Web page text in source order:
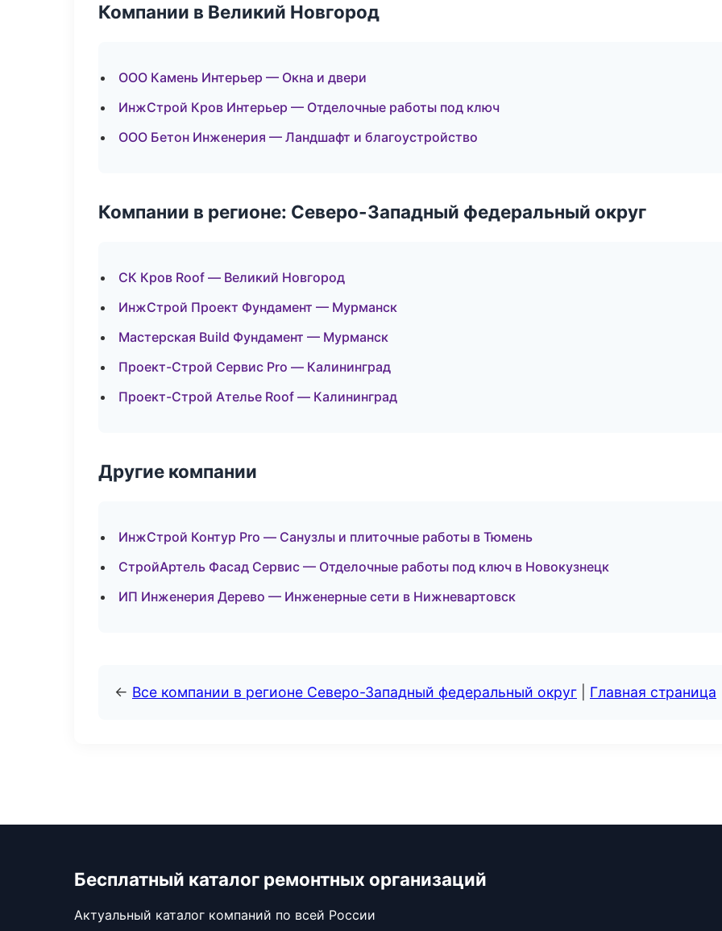
Компании в Великий Новгород
ООО Камень Интерьер — Окна и двери
ИнжСтрой Кров Интерьер — Отделочные работы под ключ
ООО Бетон Инженерия — Ландшафт и благоустройство
Компании в регионе: Северо-Западный федеральный округ
СК Кров Roof — Великий Новгород
ИнжСтрой Проект Фундамент — Мурманск
Мастерская Build Фундамент — Мурманск
Проект-Строй Сервис Pro — Калининград
Проект-Строй Ателье Roof — Калининград
Другие компании
ИнжСтрой Контур Pro — Санузлы и плиточные работы в Тюмень
СтройАртель Фасад Сервис — Отделочные работы под ключ в Новокузнецк
ИП Инженерия Дерево — Инженерные сети в Нижневартовск
← Все компании в регионе Северо-Западный федеральный округ Главная страница
Бесплатный каталог ремонтных организаций
Актуальный каталог компаний по всей России